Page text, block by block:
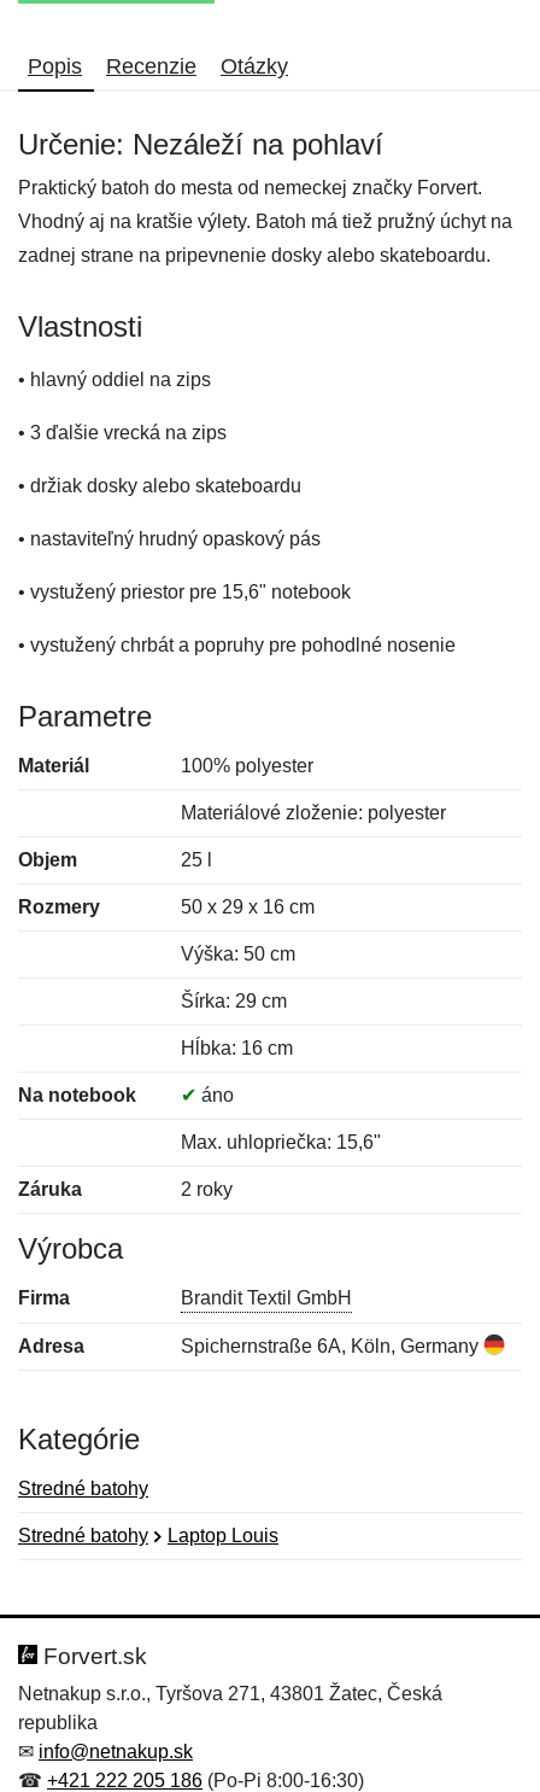
Popis Recenzie Otázky
Určenie: Nezáleží na pohlaví
Praktický batoh do mesta od nemeckej značky Forvert.
Vhodný aj na kratšie výlety. Batoh má tiež pružný úchyt na
zadnej strane na pripevnenie dosky alebo skateboardu.
Vlastnosti
• hlavný oddiel na zips
• 3 ďalšie vrecká na zips
• držiak dosky alebo skateboardu
• nastaviteľný hrudný opaskový pás
• vystužený priestor pre 15,6" notebook
• vystužený chrbát a popruhy pre pohodlné nosenie
Parametre
Materiál 100% polyester
Materiálové zloženie: polyester
Objem 25 l
Rozmery 50 x 29 x 16 cm
Výška: 50 cm
Šírka: 29 cm
Hĺbka: 16 cm
Na notebook ✔ áno
Max. uhlopriečka: 15,6"
Záruka 2 roky
Výrobca
Firma Brandit Textil GmbH
Adresa Spichernstraße 6A, Köln, Germany
Kategórie
Stredné batohy
Stredné batohy Laptop Louis
Hodnotenie:
Meno:*
Meno:
E-mail:*
Forvert.sk
Netnakup s.r.o., Tyršova 271, 43801 Žatec, Česká
republika
✉ info@netnakup.sk
☎ +421 222 205 186 (Po-Pi 8:00-16:30)